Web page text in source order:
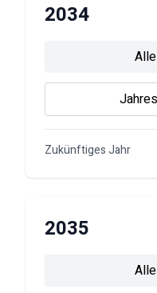
2034
Zukünftiges Jahr
2035